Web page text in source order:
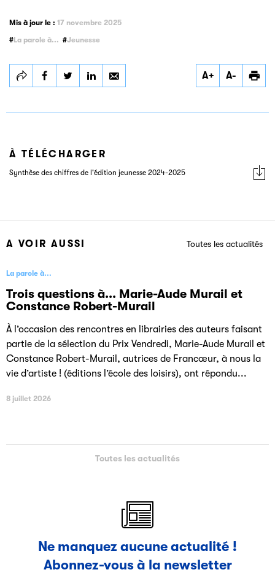
Mis à jour le : 17 novembre 2025
La parole à...
Jeunesse
Partager
Interview de Cécile
groupe Jeunesse
Partager
Interview de Cécile
groupe Jeunesse
Partager
Interview de Cécile
groupe Jeunesse
A+ A-
À TÉLÉCHARGER
Synthèse des chiffres de l'édition jeunesse 2024-2025
A VOIR AUSSI Toutes les actualités
La parole à...
Trois questions à... Marie-Aude Murail et
Constance Robert-Murail
À l’occasion des rencontres en librairies des auteurs faisant
partie de la sélection du Prix Vendredi, Marie-Aude Murail et
Constance Robert-Murail, autrices de Francœur, à nous la
vie d’artiste ! (éditions l’école des loisirs), ont répondu...
8 juillet 2026
Toutes les actualités
Ne manquez aucune actualité !
Abonnez-vous à la newsletter